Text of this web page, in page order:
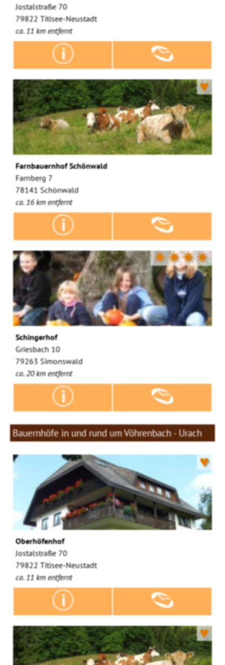
Jostalstraße 70
79822 Titisee-Neustadt
ca. 11 km entfernt
♥
Farnbauernhof Schönwald
Farnberg 7
78141 Schönwald
ca. 16 km entfernt
✷✷✷✷
Schingerhof
Griesbach 10
79263 Simonswald
ca. 20 km entfernt
Bauernhöfe in und rund um Vöhrenbach - Urach
♥
Oberhöfenhof
Jostalstraße 70
79822 Titisee-Neustadt
ca. 11 km entfernt
♥